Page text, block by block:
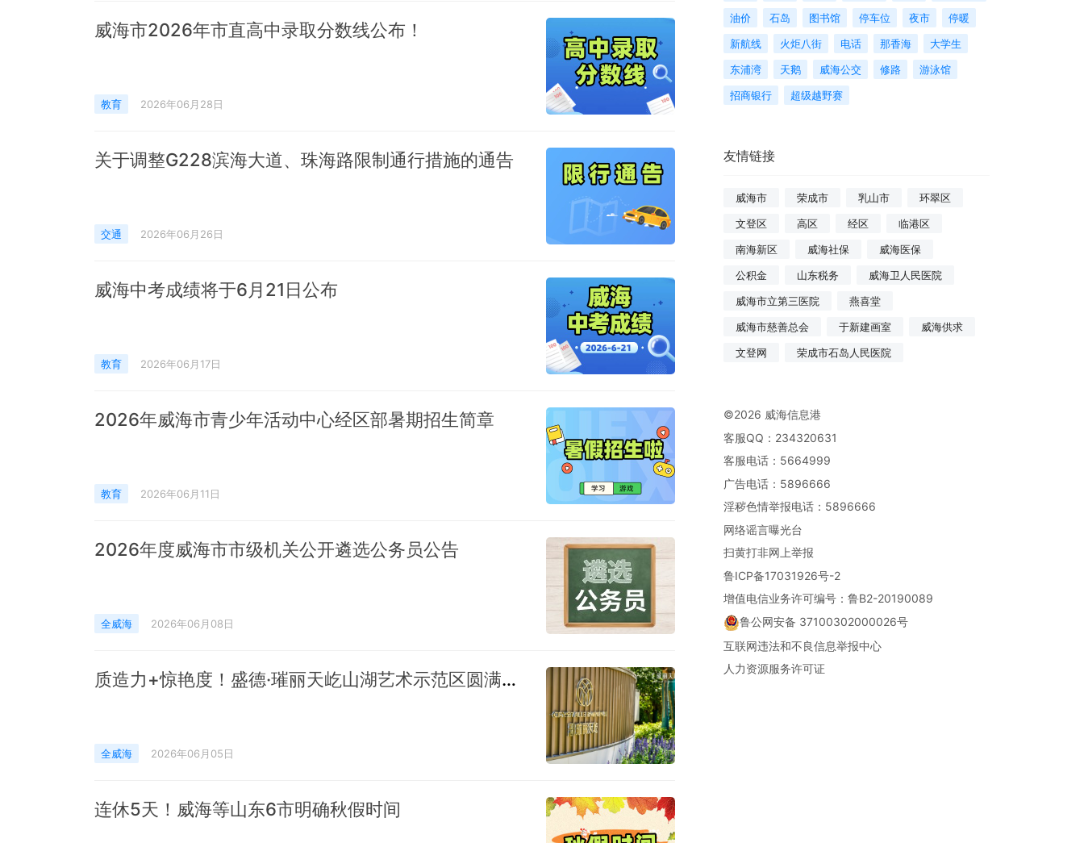
威海市2026年市直高中录取分数线公布！
教育 2026年06月28日
关于调整G228滨海大道、珠海路限制通行措施的通告
交通 2026年06月26日
威海中考成绩将于6月21日公布
教育 2026年06月17日
2026年威海市青少年活动中心经区部暑期招生简章
教育 2026年06月11日
2026年度威海市市级机关公开遴选公务员公告
全威海 2026年06月08日
质造力+惊艳度！盛德·璀丽天屹山湖艺术示范区圆满启卷
全威海 2026年06月05日
连休5天！威海等山东6市明确秋假时间
油价
石岛 图书馆 停车位 夜市
停暖
新航线
火炬八街 电话 那香海
大学生
东浦湾
天鹅 威海公交 修路
游泳馆
招商银行
超级越野赛
友情链接
威海市 荣成市 乳山市
环翠区
文登区
高区 经区
临港区
南海新区
威海社保
威海医保
公积金
山东税务
威海卫人民医院
威海市立第三医院
燕喜堂
威海市慈善总会
于新建画室
威海供求
文登网
荣成市石岛人民医院
©2026 威海信息港
客服QQ：234320631
客服电话：5664999
广告电话：5896666
淫秽色情举报电话： 5896666
网络谣言曝光台
扫黄打非网上举报
鲁ICP备17031926号-2
增值电信业务许可编号：鲁B2-20190089
鲁公网安备 37100302000026号
互联网违法和不良信息举报中心
人力资源服务许可证